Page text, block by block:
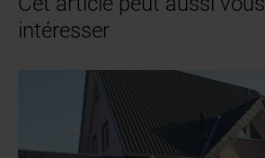
intéresser